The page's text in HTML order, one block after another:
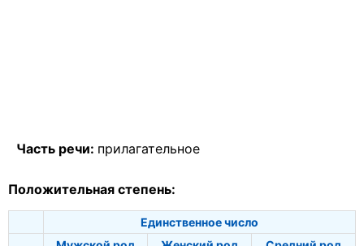
Часть речи: прилагательное
Положительная степень:
Единственное число